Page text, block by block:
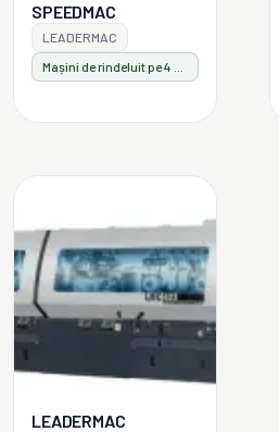
SPEEDMAC
LEADERMAC
LEADERMAC